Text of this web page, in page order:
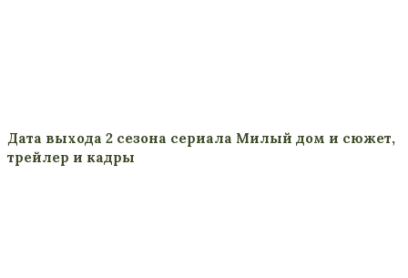
Дата выхода 2 сезона сериала Милый дом и сюжет,
трейлер и кадры